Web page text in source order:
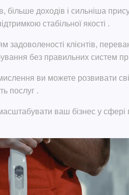
доходів і сильніша
стабільної якості .
клієнтів,
без правильних систем
ви можете розвивати
послуг .
ваш бізнес у сфері